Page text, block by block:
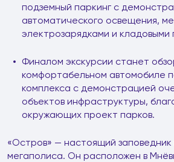
подземный паркинг с
автоматического освещения,
электрозарядками и
Финалом экскурсии станет
комфортабельном автомобиле
комплекса с демонстрацией
объектов инфраструктуры,
окружающих проект парков.
«Остров» — настоящий
мегаполиса. Он расположен в